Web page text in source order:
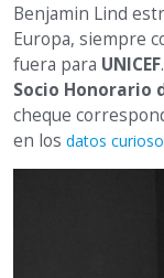
Benjamin Lind
Europa, siempre
fuera para UNICEF
Socio Honorario
cheque
en los datos